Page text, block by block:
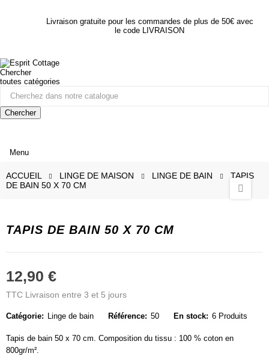
Livraison gratuite pour les commandes de plus de 50€ avec
le code LIVRAISON
Chercher
toutes catégories
Chercher
Menu
ACCUEIL LINGE DE MAISON LINGE DE BAIN
TAPIS
DE BAIN 50 X 70 CM
TAPIS DE BAIN 50 X 70 CM
12,90 €
TTC Livraison entre 3 et 5 jours
Catégorie: Linge de bain Référence: 50 En stock: 6 Produits
Tapis de bain 50 x 70 cm. Composition du tissu : 100 % coton en
800gr/m².